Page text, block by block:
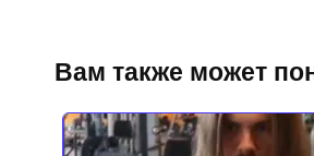
Вам также может